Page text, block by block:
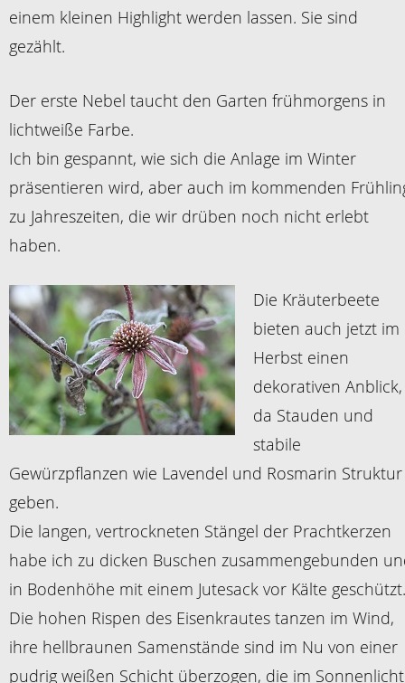
einem kleinen Highlight werden lassen. Sie sind
gezählt.
Der erste Nebel taucht den Garten frühmorgens in
lichtweiße Farbe.
Ich bin gespannt, wie sich die Anlage im Winter
präsentieren wird, aber auch im kommenden
zu Jahreszeiten, die wir drüben noch nicht erlebt
haben.
Die Kräuterbeete
bieten auch jetzt im
Herbst einen
dekorativen Anblick,
da Stauden und
stabile
Gewürzpflanzen wie Lavendel und Rosmarin Struktur
geben.
Die langen, vertrockneten Stängel der Prachtkerzen
habe ich zu dicken Buschen zusammengebunden
in Bodenhöhe mit einem Jutesack vor Kälte geschützt.
Die hohen Rispen des Eisenkrautes tanzen im Wind,
ihre hellbraunen Samenstände sind im Nu von einer
pudrig weißen Schicht überzogen, die im Sonnenlicht